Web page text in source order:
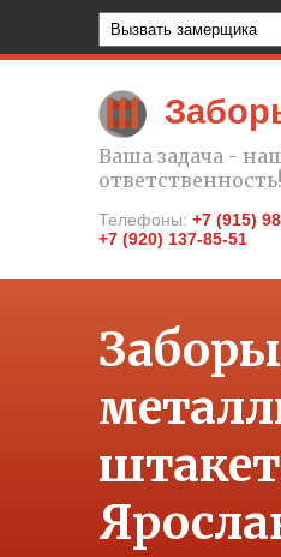
Ваша задача -
ответственность!
Телефоны: +7 (915)
+7 (920) 137-85-51